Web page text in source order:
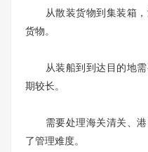
从散装货物到集装箱，
货物。
从装船到到达目的地需
期较长。
需要处理海关清关、港
了管理难度。